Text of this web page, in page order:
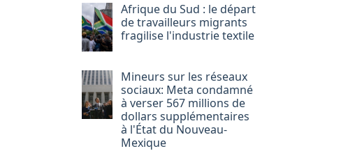
Afrique du Sud : le départ
de travailleurs migrants
fragilise l'industrie textile
Mineurs sur les réseaux
sociaux: Meta condamné
à verser 567 millions de
dollars supplémentaires
à l'État du Nouveau-
Mexique